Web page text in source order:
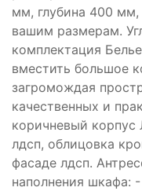
мм, глубина 400 мм,
вашим размерам.
комплектация
вместить большое
загромождая
качественных и
коричневый
лдсп, облицовка
фасаде лдсп.
наполнения шкафа: